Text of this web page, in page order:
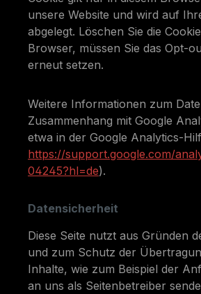
unsere Website und wird auf
abgelegt. Löschen Sie die
Browser, müssen Sie das Opt-
erneut setzen.
Weitere Informationen zum
Zusammenhang mit Google
etwa in der Google Analytics-
https://support.google.com/
04245?hl=de).
Datensicherheit
Diese Seite nutzt aus Gründen
und zum Schutz der
Inhalte, wie zum Beispiel der
an uns als Seitenbetreiber